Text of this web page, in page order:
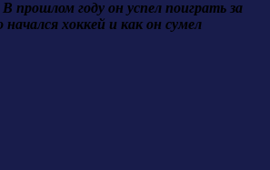
прошлом году он успел поиграть за
хоккей и как он сумел